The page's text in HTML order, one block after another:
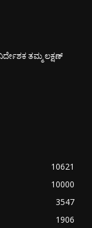
ತಮ್ಮ ಲಕ್ಷಣ್
10621
10000
3547
1906